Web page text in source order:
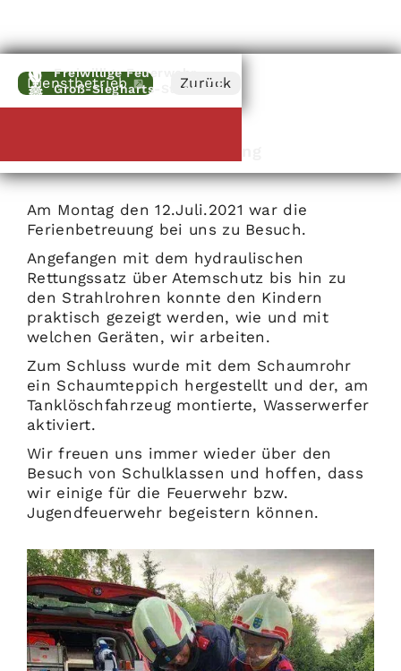
Freiwillige Feuerwehr
Groß-Siegharts-Stadt
Dienstbetrieb Zurück
Am Montag den 12.Juli.2021 war die
Ferienbetreuung bei uns zu Besuch.
Angefangen mit dem hydraulischen
Rettungssatz über Atemschutz bis hin zu
den Strahlrohren konnte den Kindern
praktisch gezeigt werden, wie und mit
welchen Geräten, wir arbeiten.
Zum Schluss wurde mit dem Schaumrohr
ein Schaumteppich hergestellt und der, am
Tanklöschfahrzeug montierte, Wasserwerfer
aktiviert.
Wir freuen uns immer wieder über den
Besuch von Schulklassen und hoffen, dass
wir einige für die Feuerwehr bzw.
Jugendfeuerwehr begeistern können.